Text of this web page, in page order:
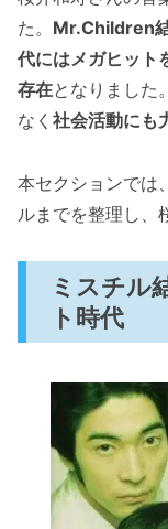
た。 Mr.Children
代にはメガヒット
存在となりました
なく 社会活動にも
本セクションでは
ルまでを整理し、
ミスチル
ト時代